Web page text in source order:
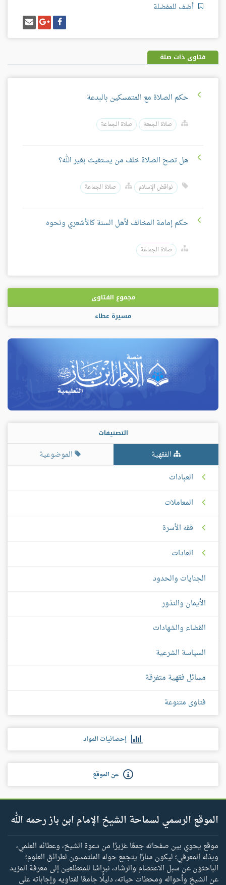
أضف للمفضلة
شارك
على
فيسبوك
شارك
على
غوغل
بلس
إرسل
إيميل
فتاوى ذات صلة
حكم الصلاة مع المتمسكين بالبدعة
صلاة الجمعة صلاة الجماعة
هل تصح الصلاة خلف من يستغيث بغير الله؟
نواقض الإسلام صلاة الجماعة
حكم إمامة المخالف لأهل السنة كالأشعري ونحوه
صلاة الجماعة
مجموع الفتاوى
مسيرة عطاء
التصنيفات
الفقهية
الموضوعية
العبادات
المعاملات
فقه الأسرة
العادات
الجنايات والحدود
الأيمان والنذور
القضاء والشهادات
السياسة الشرعية
مسائل فقهية متفرقة
فتاوى متنوعة
إحصائيات المواد
عن الموقع
الموقع الرسمي لسماحة الشيخ الإمام ابن باز رحمه الله
موقع يحوي بين صفحاته جمعًا غزيرًا من دعوة الشيخ، وعطائه العلمي،
وبذله المعرفي؛ ليكون منارًا يتجمع حوله الملتمسون لطرائق العلوم؛
الباحثون عن سبل الاعتصام والرشاد، نبراسًا للمتطلعين إلى معرفة المزيد
عن الشيخ وأحواله ومحطات حياته، دليلًا جامعًا لفتاويه وإجاباته على